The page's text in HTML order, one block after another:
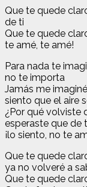
Que te quede
de ti
Que te quede
te amé, te amé!
Para nada te
no te importa
Jamás me
siento que el aire
¿Por qué volviste
esperaste que de
¡lo siento, no te
Que te quede
ya no volveré a
Que te quede